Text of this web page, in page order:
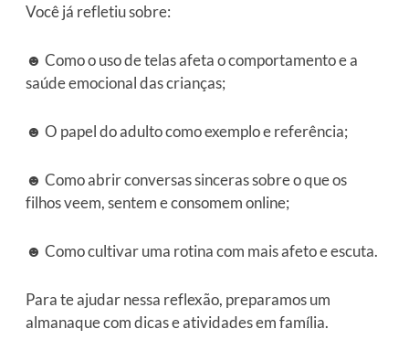
Você já refletiu sobre:
☻ Como o uso de telas afeta o comportamento e a
saúde emocional das crianças;
☻ O papel do adulto como exemplo e referência;
☻ Como abrir conversas sinceras sobre o que os
filhos veem, sentem e consomem online;
☻ Como cultivar uma rotina com mais afeto e escuta.
Para te ajudar nessa reflexão, preparamos um
almanaque com dicas e atividades em família.